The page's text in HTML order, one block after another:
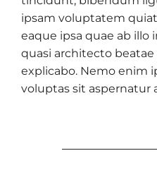
ipsam voluptatem
eaque ipsa quae ab illo
quasi architecto
explicabo. Nemo enim
voluptas sit aspernatur